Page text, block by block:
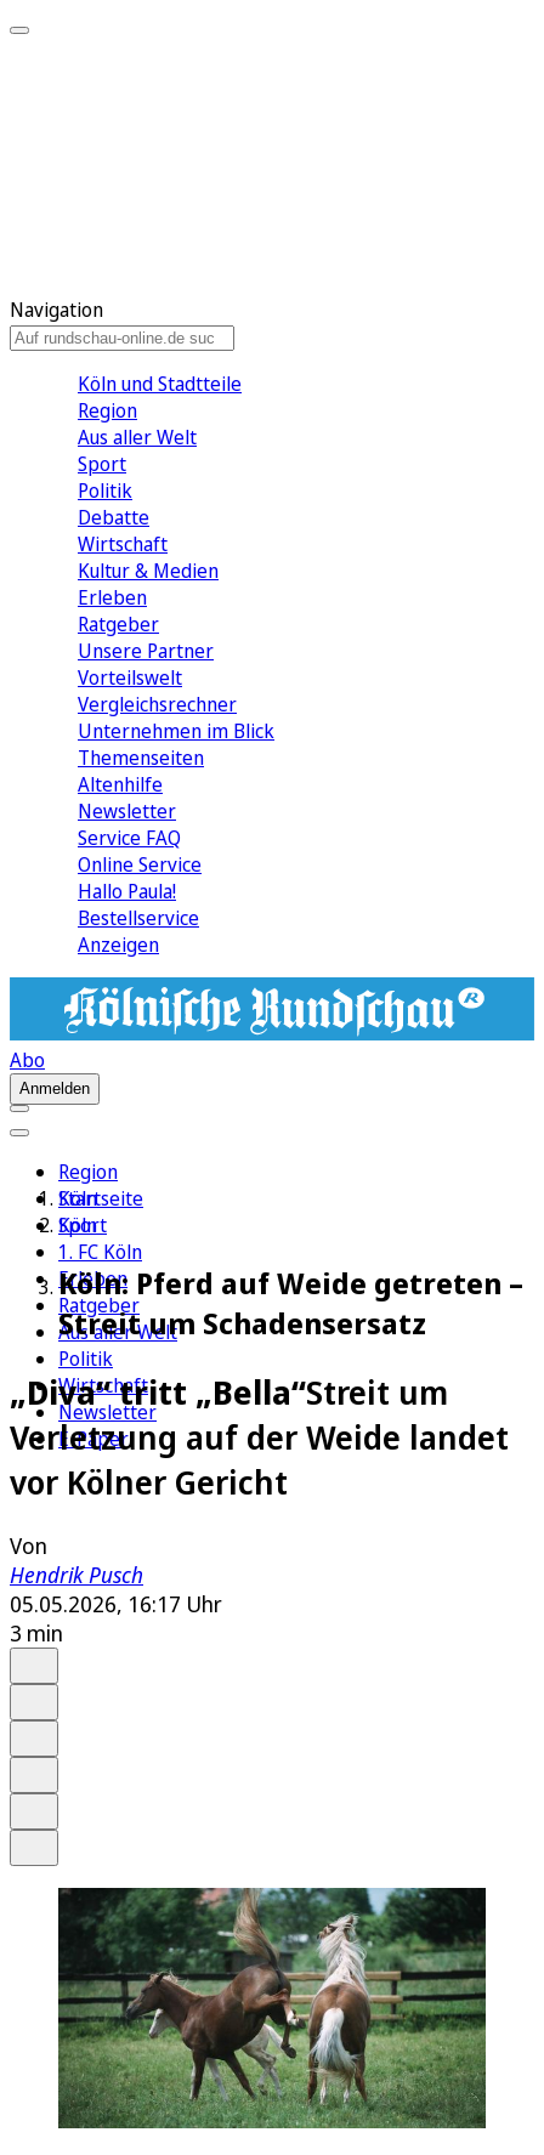
Navigation
Köln und Stadtteile
Region
Aus aller Welt
Sport
Politik
Debatte
Wirtschaft
Kultur & Medien
Erleben
Ratgeber
Unsere Partner
Vorteilswelt
Vergleichsrechner
Unternehmen im Blick
Themenseiten
Altenhilfe
Newsletter
Service FAQ
Online Service
Hallo Paula!
Bestellservice
Anzeigen
Abo
Anmelden
Region
Köln
Sport
1. FC Köln
Erleben
Ratgeber
Aus aller Welt
Politik
Wirtschaft
Newsletter
E-Paper
Startseite
Köln
Köln: Pferd auf Weide getreten –
Streit um Schadensersatz
„Diva“ tritt „Bella“Streit um
Verletzung auf der Weide landet
vor Kölner Gericht
Von
Hendrik Pusch
05.05.2026, 16:17 Uhr
3 min